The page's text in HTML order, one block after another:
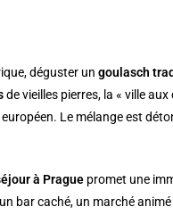
déguster ungoulasch
de vieilles pierres, la « ville
Le mélange est
à Prague promet une
bar caché, un marché